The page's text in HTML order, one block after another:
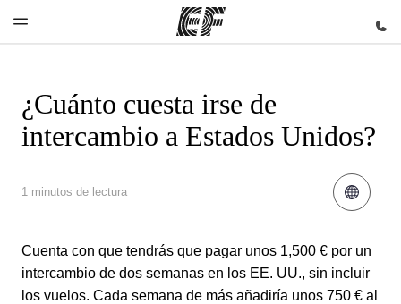
Inicio
Bienvenido
Programas
Ver todo lo
Oficinas
Encuentra
Sobre
nosotros
Trabajos
Únete al
¿Cuánto cuesta irse de
intercambio a Estados Unidos?
1 minutos de lectura
Cuenta con que tendrás que pagar unos 1,500 € por un
intercambio de dos semanas en los EE. UU., sin incluir
los vuelos. Cada semana de más añadiría unos 750 € al